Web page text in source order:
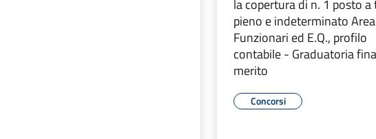
la copertura di n. 1 posto a
pieno e indeterminato
Funzionari ed E.Q., profilo
contabile - Graduatoria
merito
Concorsi